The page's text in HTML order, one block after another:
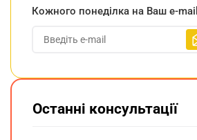
Кожного понеділка на Ваш e-mail
Останні консультації